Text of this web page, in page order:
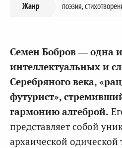
Жанр поэзия,
Семен Бобров — одна
интеллектуальных и
Серебряного века,
футурист»,
гармонию алгеброй.
представляет собой
архаической